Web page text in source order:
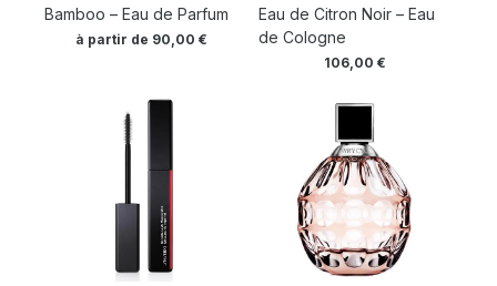
Bamboo – Eau de Parfum
à partir de 90,00€
Eau de Citron Noir – Eau
de Cologne
106,00€